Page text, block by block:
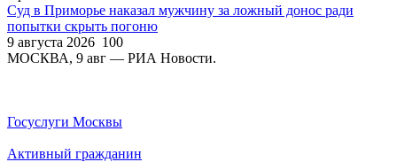
Суд в Приморье наказал мужчину за ложный донос ради
попытки скрыть погоню
9 августа 2026 100
МОСКВА, 9 авг — РИА Новости.
Госуслуги Москвы
Активный гражданин